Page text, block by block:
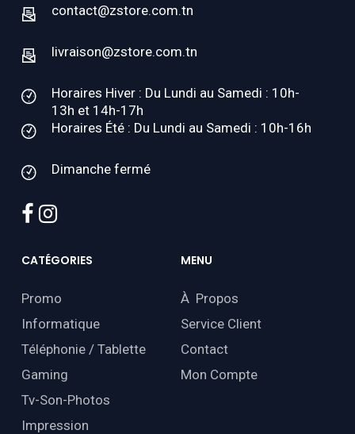
contact@zstore.com.tn
livraison@zstore.com.tn
Horaires Hiver : Du Lundi au Samedi : 10h-
13h et 14h-17h
Horaires Été : Du Lundi au Samedi : 10h-16h
Dimanche fermé
facebook
instagram
CATÉGORIES
Promo
Informatique
Téléphonie / Tablette
Gaming
Tv-Son-Photos
Impression
MENU
À Propos
Service Client
Contact
Mon Compte